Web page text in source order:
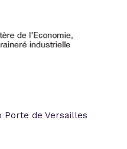
Porte de Versailles